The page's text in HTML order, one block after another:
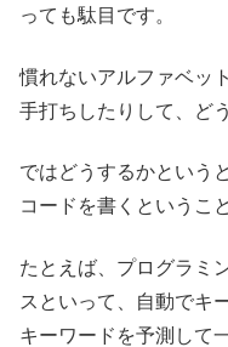
っても駄目です。
慣れないアルファベッ
手打ちしたりして、ど
ではどうするかという
コードを書くというこ
たとえば、プログラミ
スといって、自動でキ
キーワードを予測して